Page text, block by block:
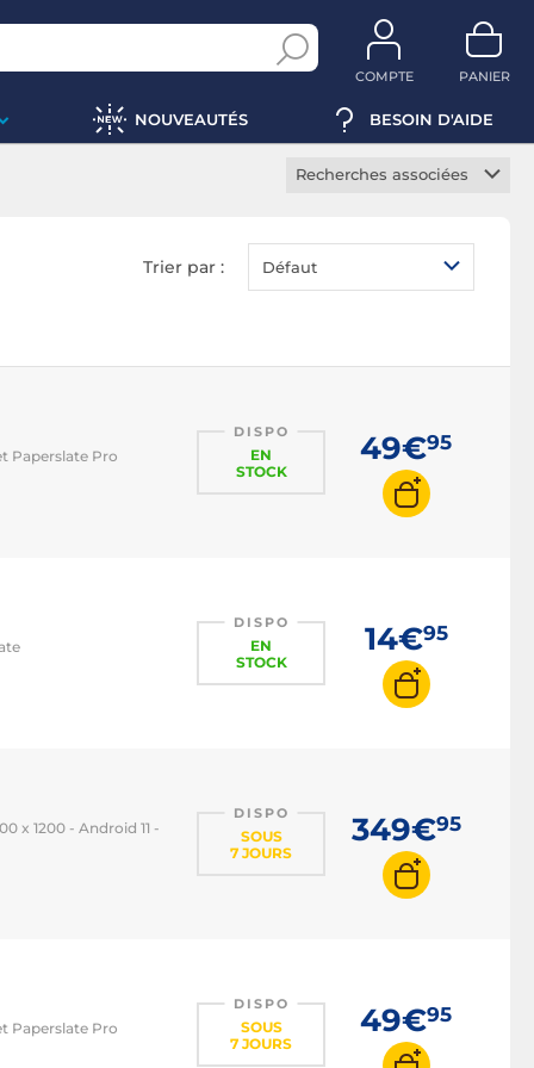
COMPTE PANIER
NOUVEAUTÉS BESOIN D'AIDE
Recherches associées
Liseuse PDF
Liseuse CBZ
Liseuse 7 pouces
Trier par : Défaut
Paperslate Pro
DISPO
EN
STOCK
49€95
DISPO
EN
STOCK
14€95
x 1200 - Android 11 -
DISPO
SOUS
7 JOURS
349€95
Paperslate Pro
DISPO
SOUS
7 JOURS
49€95